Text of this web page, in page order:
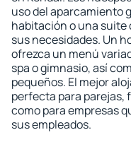
uso del aparcamiento
habitación o una suite
sus necesidades. Un
ofrezca un menú
spa o gimnasio, así
pequeños. El mejor
perfecta para parejas,
como para empresas
sus empleados.